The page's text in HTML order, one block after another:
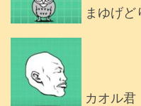
まゆげど
カオル君